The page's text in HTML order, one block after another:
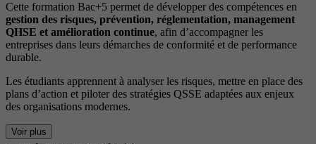
Cette formation Bac+5 permet de développer des compétences en
gestion des risques, prévention, réglementation, management
QHSE et amélioration continue, afin d’accompagner les
entreprises dans leurs démarches de conformité et de performance
durable.
Les étudiants apprennent à analyser les risques, mettre en place des
plans d’action et piloter des stratégies QSSE adaptées aux enjeux
des organisations modernes.
Voir plus